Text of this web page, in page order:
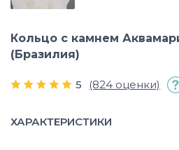
Кольцо с камнем
(Бразилия)
5 (824 оценки)
ХАРАКТЕРИСТИКИ